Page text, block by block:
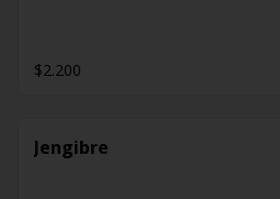
$2.200
Jengibre